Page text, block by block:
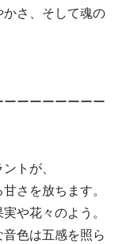
かさ、そして魂の
ーーーーーーー
トが、
さを放ちます。
や花々のよう。
色は五感を照ら